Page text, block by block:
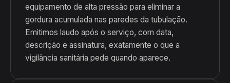
equipamento de alta pressão para eliminar a
gordura acumulada nas paredes da tubulação.
Emitimos laudo após o serviço, com data,
descrição e assinatura, exatamente o que a
vigilância sanitária pede quando aparece.